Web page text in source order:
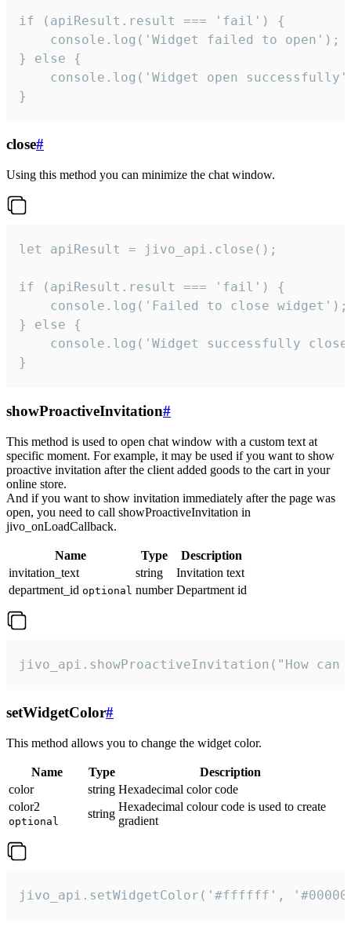
if (apiResult.result === 'fail') {
    console.log('Widget failed to open');
} else {
console.log('Widget open
}
close#
Using this method you can minimize the chat window.
let apiResult = jivo_api.close();
if (apiResult.result === 'fail') {
    console.log('Failed to close widget');
} else {
console.log('Widget successfully
}
showProactiveInvitation#
This method is used to open chat window with a custom text at
specific moment. For example, it may be used if you want to show
proactive invitation after the client added goods to the cart in your
online store.
And if you want to show invitation immediately after the page was
open, you need to call showProactiveInvitation in
jivo_onLoadCallback.
Name Type
Description
invitation_text
string
Invitation text
department_id optional number Department id
jivo_api.showProactiveInvitation("How
setWidgetColor#
This method allows you to change the widget color.
Name Type
Description
color
string Hexadecimal color code
color2
optional
string
Hexadecimal colour code is used to create
gradient
jivo_api.setWidgetColor('#ffffff',